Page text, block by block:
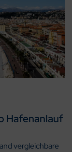
Hafenanlauf
vergleichbare